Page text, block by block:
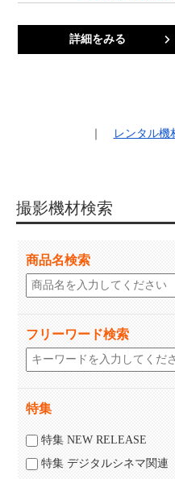
詳細をみる
レンタル機
撮影機材検索
商品名検索
フリーワード検索
特集
特集 NEW RELEASE
特集 デジタルシネマ関連